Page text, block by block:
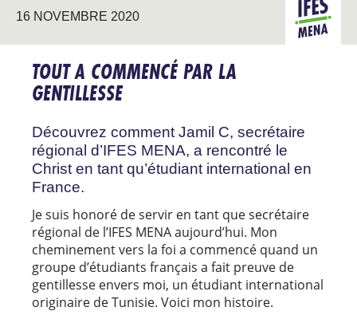
16 NOVEMBRE 2020
LESMENA
TOUT A COMMENCÉ PAR LA
GENTILLESSE
Découvrez comment Jamil C, secrétaire
régional d’IFES MENA, a rencontré le
Christ en tant qu’étudiant international en
France.
Je suis honoré de servir en tant que secrétaire
régional de l’IFES MENA aujourd’hui. Mon
cheminement vers la foi a commencé quand un
groupe d’étudiants français a fait preuve de
gentillesse envers moi, un étudiant international
originaire de Tunisie. Voici mon histoire.